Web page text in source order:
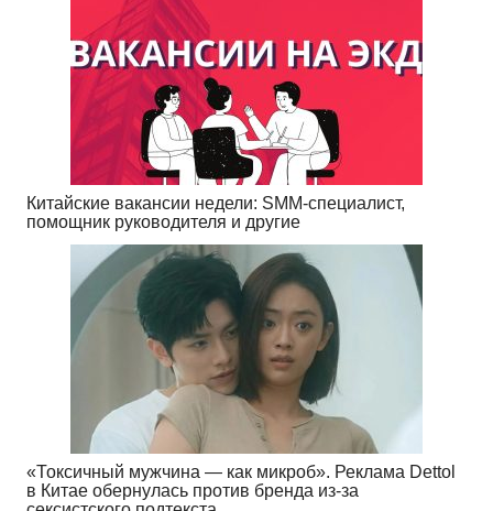
Китайские вакансии недели: SMM-специалист,
помощник руководителя и другие
«Токсичный мужчина — как микроб». Реклама Dettol
в Китае обернулась против бренда из-за